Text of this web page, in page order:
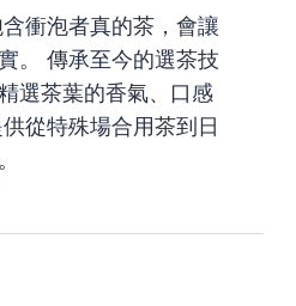
衝泡者真的茶，會讓
。 傳承至今的選茶技
選茶葉的香氣、口感
從特殊場合用茶到日